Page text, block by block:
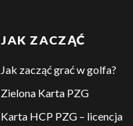
JAK ZACZĄĆ
Jak zacząć grać w golfa?
Zielona Karta PZG
Karta HCP PZG – licencja